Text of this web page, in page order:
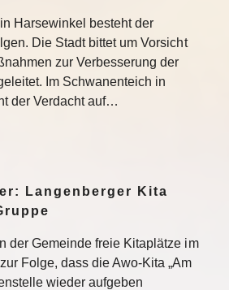
Harsewinkel besteht der
Die Stadt bittet um Vorsicht
zur Verbesserung der
Im Schwanenteich in
der Verdacht auf…
Langenberger Kita
der Gemeinde freie Kitaplätze im
Folge, dass die Awo-Kita „Am
wieder aufgeben